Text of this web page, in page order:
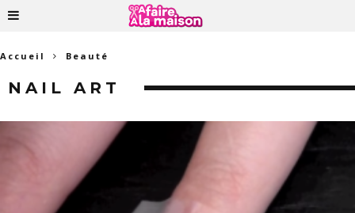
Accueil Beauté
NAIL ART